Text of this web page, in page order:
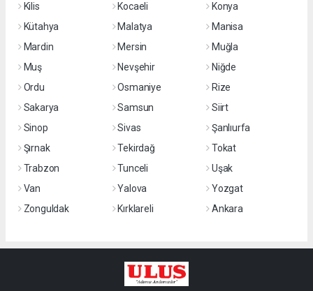
Kilis
Kocaeli
Konya
Kütahya
Malatya
Manisa
Mardin
Mersin
Muğla
Muş
Nevşehir
Niğde
Ordu
Osmaniye
Rize
Sakarya
Samsun
Siirt
Sinop
Sivas
Şanlıurfa
Şırnak
Tekirdağ
Tokat
Trabzon
Tunceli
Uşak
Van
Yalova
Yozgat
Zonguldak
Kırklareli Ankara